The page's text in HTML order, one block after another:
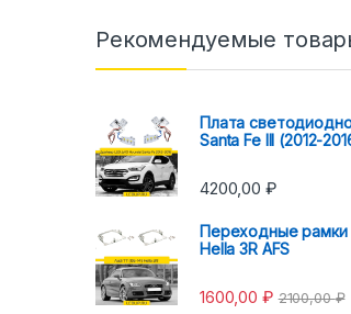
Рекомендуемые
Плата
Santa Fe III (2012-
4200,00 ₽
Переходные рамки
Hella 3R AFS
1600,00 ₽ 2100,00₽